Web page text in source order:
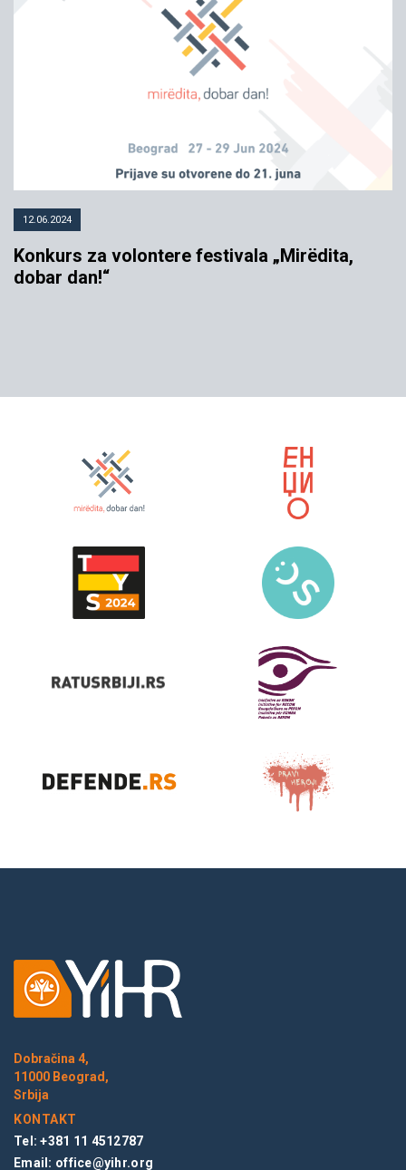
12.06.2024
Konkurs za volontere festivala „Mirëdita,
dobar dan!“
Dobračina 4,
11000 Beograd,
Srbija
KONTAKT
Tel: +381 11 4512787
Email: office@yihr.org